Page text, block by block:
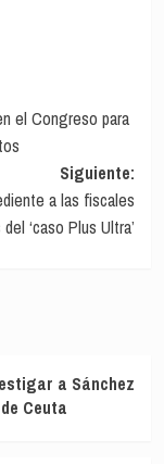
el Congreso para
Siguiente:
a las fiscales
‘caso Plus Ultra’
a Sánchez
Ceuta